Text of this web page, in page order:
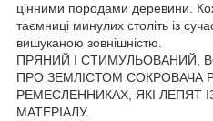
цінними породами деревини.
таємниці минулих століть із
вишуканою зовнішністю.
ПРЯНИЙ І СТИМУЛЬОВАНИЙ,
ПРО ЗЕМЛІСТОМ СОКРОВАЧА
РЕМЕСЛЕННИКАХ, ЯКІ ЛЕПЯТ
МАТЕРІАЛУ.